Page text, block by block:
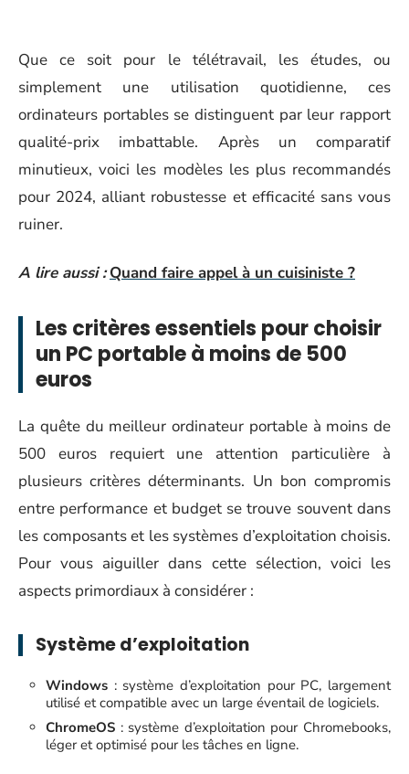
Que ce soit pour le télétravail, les études, ou
simplement une utilisation quotidienne, ces
ordinateurs portables se distinguent par leur rapport
qualité-prix imbattable. Après un comparatif
minutieux, voici les modèles les plus recommandés
pour 2024, alliant robustesse et efficacité sans vous
ruiner.
A lire aussi : Quand faire appel à un cuisiniste ?
Les critères essentiels pour choisir
un PC portable à moins de 500
euros
La quête du meilleur ordinateur portable à moins de
500 euros requiert une attention particulière à
plusieurs critères déterminants. Un bon compromis
entre performance et budget se trouve souvent dans
les composants et les systèmes d’exploitation choisis.
Pour vous aiguiller dans cette sélection, voici les
aspects primordiaux à considérer :
Système d’exploitation
Windows : système d’exploitation pour PC, largement
utilisé et compatible avec un large éventail de logiciels.
ChromeOS : système d’exploitation pour Chromebooks,
léger et optimisé pour les tâches en ligne.